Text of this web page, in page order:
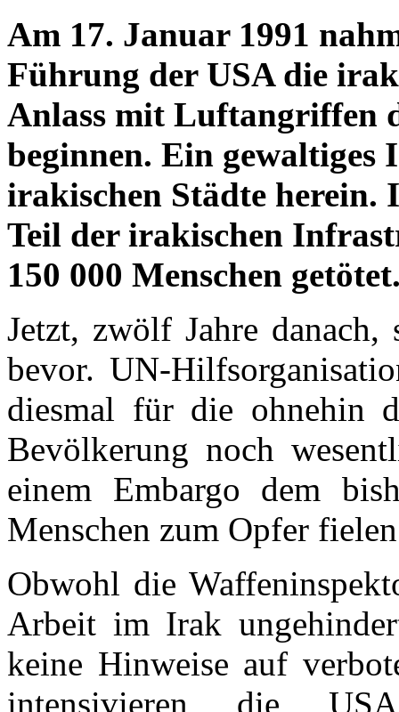
Am 17. Januar 1991
Führung der USA die
Anlass mit Luftangriffen
beginnen. Ein gewaltiges
irakischen Städte herein.
Teil der irakischen
150 000 Menschen
Jetzt, zwölf Jahre danach,
bevor. UN-
diesmal für die ohnehin
Bevölkerung noch
einem Embargo dem
Menschen zum Opfer
Obwohl die
Arbeit im Irak
keine Hinweise auf
intensivieren die